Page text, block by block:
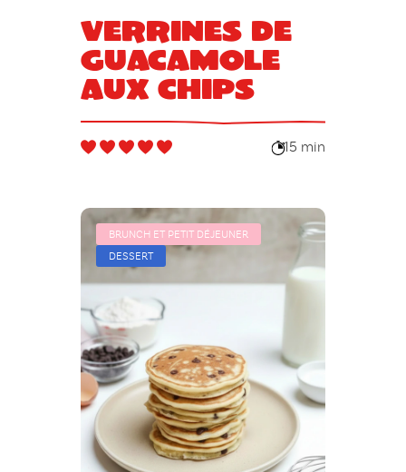
Verrines de
guacamole
aux chips
15 min
BRUNCH ET PETIT DÉJEUNER
DESSERT